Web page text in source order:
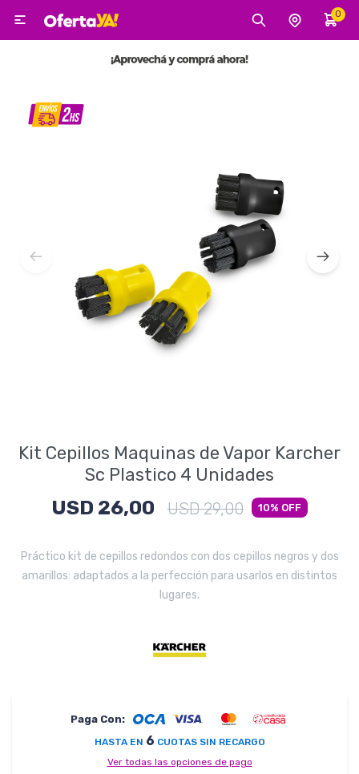
0

Kit Cepillos Maquinas de Vapor Karcher
Sc Plastico 4 Unidades
USD 26,00 USD 29,00 10
Práctico kit de cepillos redondos con dos cepillos negros y dos
amarillos: adaptados a la perfección para usarlos en distintos
lugares.
Paga Con:
HASTA EN 6 CUOTAS SIN RECARGO
Ver todas las opciones de pago
MI CUENTA
Tecnología
Gaming
Pequeños electrodomésticos
Herramientas